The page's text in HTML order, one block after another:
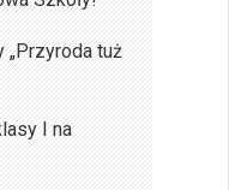
„Przyroda tuż
I na